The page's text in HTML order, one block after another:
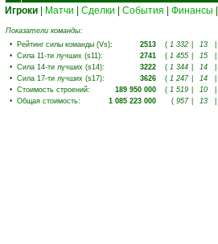
Игроки Матчи Сделки События Финансы
Показатели команды:
• Рейтинг силы команды (Vs): 2513 ( 1 332 13
• Сила 11-ти лучших (s11): 2741 ( 1 455 15
• Сила 14-ти лучших (s14): 3222 ( 1 344 14
• Сила 17-ти лучших (s17): 3626 ( 1 247 14
• Стоимость строений: 189 950 000 ( 1 519 10
• Общая стоимость: 1 085 223 000 ( 957 13